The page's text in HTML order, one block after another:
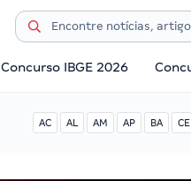
Concurso IBGE 2026
AC AL AM AP BA CE